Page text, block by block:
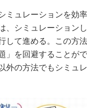
ミュレーションを効
、シミュレーション
して進める。この方
」を回避することが
外の方法でもシミュ